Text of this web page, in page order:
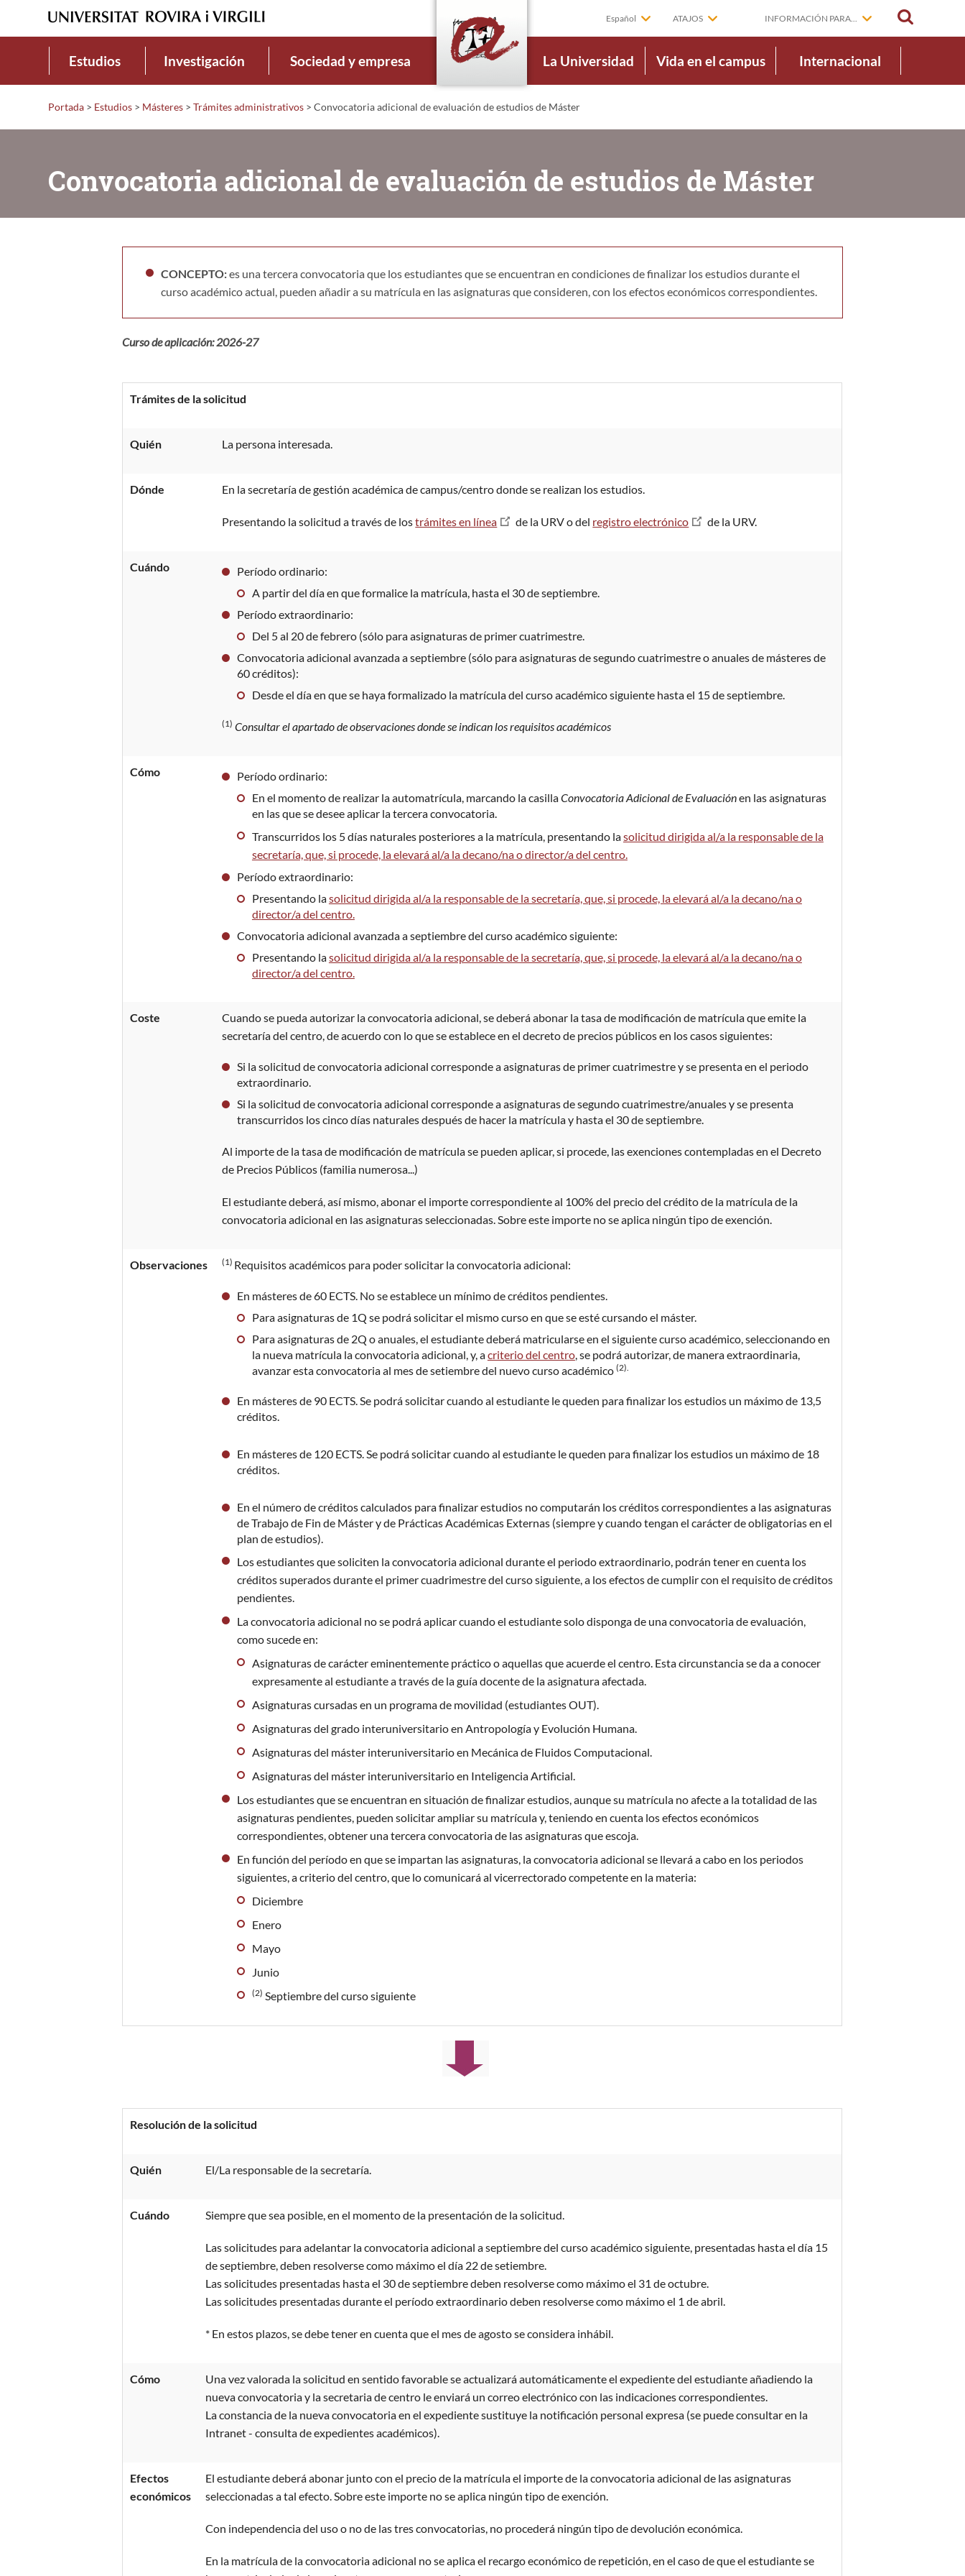
Español ATAJOS INFORMACIÓN PARA...
Estudios Investigación Sociedad y empresa La Universidad Vida en el campus Internacional
Portada > Estudios > Másteres > Trámites administrativos > Convocatoria adicional de evaluación de estudios de Máster
Convocatoria adicional de evaluación de estudios de Máster
CONCEPTO:es una tercera convocatoria que los estudiantes que se encuentran en condiciones de finalizar los estudios durante el
curso académico actual, pueden añadir a su matrícula en las asignaturas que consideren, con los efectos económicos correspondientes.
Curso de aplicación: 2026-27
Trámites de la solicitud
Quién La persona interesada.
Dónde En la secretaría de gestión académica de campus/centro donde se realizan los estudios.
Presentando la solicitud a través de lostrámites en línea de la URV o del registro electrónico de la URV.
Cuándo
Período ordinario:
A partir del día en que formalice la matrícula, hasta el 30 de septiembre.
Período extraordinario:
Del 5 al 20 de febrero (sólo para asignaturas de primer cuatrimestre.
Convocatoria adicional avanzada a septiembre (sólo para asignaturas de segundo cuatrimestre o anuales de másteres de
60 créditos):
Desde el día en que se haya formalizado la matrícula del curso académico siguiente hasta el 15 de septiembre.
(1) Consultar el apartado de observaciones donde se indican los requisitos académicos
Cómo
Período ordinario:
En el momento de realizar la automatrícula, marcando la casillaConvocatoria Adicional de Evaluaciónen las asignaturas
en las que se desee aplicar la tercera convocatoria.
Transcurridos los 5 días naturales posteriores a la matrícula, presentando lasolicitud dirigida al/a la responsable de la
secretaría, que, si procede, la elevará al/a la decano/na o director/a del centro.
Período extraordinario:
Presentando lasolicitud dirigida al/a la responsable de la secretaría, que, si procede, la elevará al/a la decano/na o
director/a del centro.
Convocatoria adicional avanzada a septiembre del curso académico siguiente:
Presentando lasolicitud dirigida al/a la responsable de la secretaría, que, si procede, la elevará al/a la decano/na o
director/a del centro.
Coste
Cuando se pueda autorizar la convocatoria adicional, se deberá abonar la tasa de modificación de matrícula que emite la
secretaría del centro, de acuerdo con lo que se establece en el decreto de precios públicos en los casos siguientes:
Si la solicitud de convocatoria adicional corresponde a asignaturas de primer cuatrimestre y se presenta en el periodo
extraordinario.
Si la solicitud de convocatoria adicional corresponde a asignaturas de segundo cuatrimestre/anuales y se presenta
transcurridos los cinco días naturales después de hacer la matrícula y hasta el 30 de septiembre.
Al importe de la tasa de modificación de matrícula se pueden aplicar, si procede, las exenciones contempladas en el Decreto
de Precios Públicos (familia numerosa...)
El estudiante deberá, así mismo, abonar el importe correspondiente al 100% del precio del crédito de la matrícula de la
convocatoria adicional en las asignaturas seleccionadas. Sobre este importe no se aplica ningún tipo de exención.
Observaciones (1) Requisitos académicos para poder solicitar la convocatoria adicional:
En másteres de 60 ECTS. No se establece un mínimo de créditos pendientes.
Para asignaturas de 1Q se podrá solicitar el mismo curso en que se esté cursando el máster.
Para asignaturas de 2Q o anuales, el estudiante deberá matricularse en el siguiente curso académico, seleccionando en
la nueva matrícula la convocatoria adicional, y, acriterio del centro, se podrá autorizar, de manera extraordinaria,
avanzar esta convocatoria al mes de setiembre del nuevo curso académico (2).
En másteres de 90 ECTS. Se podrá solicitar cuando al estudiante le queden para finalizar los estudios un máximo de 13,5
créditos.
En másteres de 120 ECTS. Se podrá solicitar cuando al estudiante le queden para finalizar los estudios un máximo de 18
créditos.
En el número de créditos calculados para finalizar estudios no computarán los créditos correspondientes a las asignaturas
de Trabajo de Fin de Máster y de Prácticas Académicas Externas (siempre y cuando tengan el carácter de obligatorias en el
plan de estudios).
Los estudiantes que soliciten la convocatoria adicional durante el periodo extraordinario, podrán tener en cuenta los
créditos superados durante el primer cuadrimestre del curso siguiente, a los efectos de cumplir con el requisito de créditos
pendientes.
La convocatoria adicional no se podrá aplicar cuando el estudiante solo disponga de una convocatoria de evaluación,
como sucede en:
Asignaturas de carácter eminentemente práctico o aquellas que acuerde el centro. Esta circunstancia se da a conocer
expresamente al estudiante a través de la guía docente de la asignatura afectada.
Asignaturas cursadas en un programa de movilidad (estudiantes OUT).
Asignaturas del grado interuniversitario en Antropología y Evolución Humana.
Asignaturas del máster interuniversitario en Mecánica de Fluidos Computacional.
Asignaturas del máster interuniversitario en Inteligencia Artificial.
Los estudiantes que se encuentran en situación de finalizar estudios, aunque su matrícula no afecte a la totalidad de las
asignaturas pendientes, pueden solicitar ampliar su matrícula y, teniendo en cuenta los efectos económicos
correspondientes, obtener una tercera convocatoria de las asignaturas que escoja.
En función del período en que se impartan las asignaturas, la convocatoria adicional se llevará a cabo en los periodos
siguientes, a criterio del centro, que lo comunicará al vicerrectorado competente en la materia:
Diciembre
Enero
Mayo
Junio
(2) Septiembre del curso siguiente
Resolución de la solicitud
Quién El/La responsable de la secretaría.
Cuándo Siempre que sea posible, en el momento de la presentación de la solicitud.
Las solicitudes para adelantar la convocatoria adicional a septiembre del curso académico siguiente, presentadas hasta el día 15
de septiembre, deben resolverse como máximo el día 22 de setiembre.
Las solicitudes presentadas hasta el 30 de septiembre deben resolverse como máximo el 31 de octubre.
Las solicitudes presentadas durante el período extraordinario deben resolverse como máximo el 1 de abril.
* En estos plazos, se debe tener en cuenta que el mes de agosto se considera inhábil.
Cómo
Una vez valorada la solicitud en sentido favorable se actualizará automáticamente el expediente del estudiante añadiendo la
nueva convocatoria y la secretaria de centro le enviará un correo electrónico con las indicaciones correspondientes.
La constancia de la nueva convocatoria en el expediente sustituye la notificación personal expresa (se puede consultar en la
Intranet - consulta de expedientes académicos).
Efectos
económicos
El estudiante deberá abonar junto con el precio de la matrícula el importe de la convocatoria adicional de las asignaturas
seleccionadas a tal efecto. Sobre este importe no se aplica ningún tipo de exención.
Con independencia del uso o no de las tres convocatorias, no procederá ningún tipo de devolución económica.
En la matrícula de la convocatoria adicional no se aplica el recargo económico de repetición, en el caso de que el estudiante se